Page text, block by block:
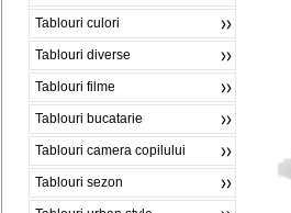
Tablouri culori
Tablouri diverse
Tablouri filme
Tablouri bucatarie
Tablouri camera copilului
Tablouri sezon